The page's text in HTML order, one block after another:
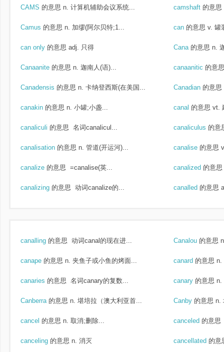
CAMS 的意思 n. 计算机辅助会议系统... camshaft 的意思
Camus 的意思 n. 加缪(阿尔贝特;1... can 的意思 v. 罐
can only 的意思 adj. 只得 Cana 的意思 n.
Canaanite 的意思 n. 迦南人(语)... canaanitic 的意思
Canadensis 的意思 n. 卡纳登西斯(在美国... Canadian 的意思
canakin 的意思 n. 小罐;小盏... canal 的意思 vt.
canaliculi 的意思 名词canalicul... canaliculus 的意
canalisation 的意思 n. 管道(开运河)... canalise 的意思
canalize 的意思 =canalise(英... canalized 的意思
canalizing 的意思 动词canalize的... canalled 的意思
canalling 的意思 动词canal的现在进... Canalou 的意思
canape 的意思 n. 夹鱼子或小鱼的烤面... canard 的意思 n.
canaries 的意思 名词canary的复数... canary 的意思 n.
Canberra 的意思 n. 堪培拉（澳大利亚首... Canby 的意思 n.
cancel 的意思 n. 取消;删除... canceled 的意思
canceling 的意思 n. 消灭 cancellated 的意